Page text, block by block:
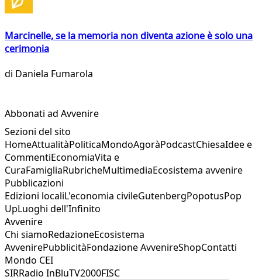
Marcinelle, se la memoria non diventa azione è solo una
cerimonia
di Daniela Fumarola
Abbonati ad Avvenire
Sezioni del sito
HomeAttualitàPoliticaMondoAgoràPodcastChiesaIdee e
CommentiEconomiaVita e
CuraFamigliaRubricheMultimediaEcosistema avvenire
Pubblicazioni
Edizioni localiL'economia civileGutenbergPopotusPop
UpLuoghi dell'Infinito
Avvenire
Chi siamoRedazioneEcosistema
AvvenirePubblicitàFondazione AvvenireShopContatti
Mondo CEI
SIRRadio InBluTV2000FISC